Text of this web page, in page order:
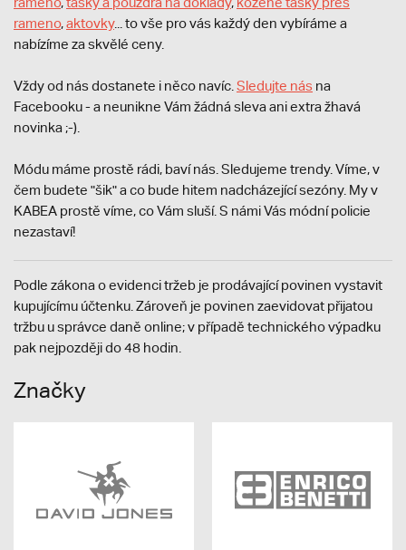
rameno,aktovky... to vše pro vás každý den vybíráme a
nabízíme za skvělé ceny.
Vždy od nás dostanete i něco navíc. Sledujte nás na
Facebooku - a neunikne Vám žádná sleva ani extra žhavá
novinka ;-).
Módu máme prostě rádi, baví nás. Sledujeme trendy. Víme, v
čem budete "šik" a co bude hitem nadcházející sezóny. My v
KABEA prostě víme, co Vám sluší. S námi Vás módní policie
nezastaví!
Podle zákona o evidenci tržeb je prodávající povinen vystavit
kupujícímu účtenku. Zároveň je povinen zaevidovat přijatou
tržbu u správce daně online; v případě technického výpadku
pak nejpozději do 48 hodin.
Značky